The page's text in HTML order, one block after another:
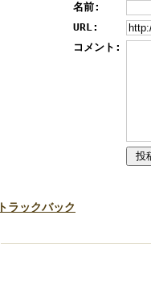
名前:
URL:
コメント:
トラックバック